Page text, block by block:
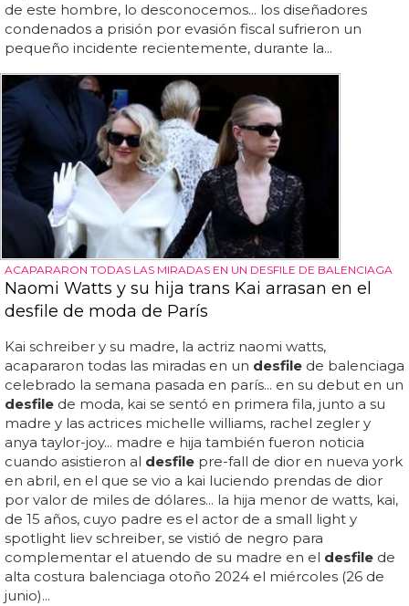
de este hombre, lo desconocemos... los diseñadores
condenados a prisión por evasión fiscal sufrieron un
pequeño incidente recientemente, durante la...
ACAPARARON TODAS LAS MIRADAS EN UN DESFILE DE BALENCIAGA
Naomi Watts y su hija trans Kai arrasan en el
desfile de moda de París
Kai schreiber y su madre, la actriz naomi watts,
acapararon todas las miradas en un desfile de balenciaga
celebrado la semana pasada en parís... en su debut en un
desfile de moda, kai se sentó en primera fila, junto a su
madre y las actrices michelle williams, rachel zegler y
anya taylor-joy... madre e hija también fueron noticia
cuando asistieron al desfile pre-fall de dior en nueva york
en abril, en el que se vio a kai luciendo prendas de dior
por valor de miles de dólares... la hija menor de watts, kai,
de 15 años, cuyo padre es el actor de a small light y
spotlight liev schreiber, se vistió de negro para
complementar el atuendo de su madre en el desfile de
alta costura balenciaga otoño 2024 el miércoles (26 de
junio)...